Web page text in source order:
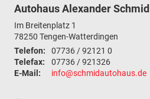
Autohaus Alexander Schmid
Im Breitenplatz 1
78250 Tengen-Watterdingen
Telefon:
07736 / 92121 0
Telefax:
07736 / 921326
E-Mail:
info@schmidautohaus.de